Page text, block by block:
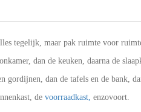
tegelijk, maar pak ruimte voor
dan de keuken, daarna de
gordijnen, dan de tafels en de bank,
de voorraadkast, enzovoort.